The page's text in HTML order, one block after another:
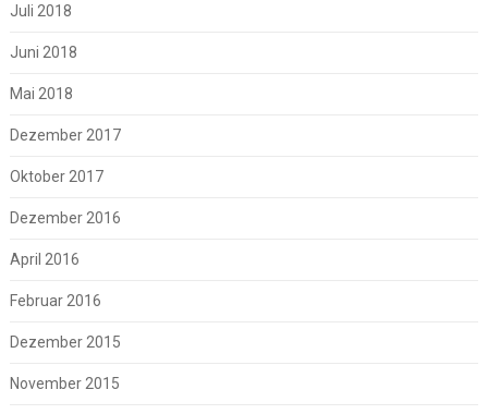
Juli 2018
Juni 2018
Mai 2018
Dezember 2017
Oktober 2017
Dezember 2016
April 2016
Februar 2016
Dezember 2015
November 2015